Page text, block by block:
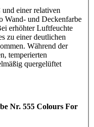
einer relativen
Wand- und Deckenfarbe
erhöhter Luftfeuchte
zu einer deutlichen
Während der
temperierten
quergelüftet
Nr. 555 Colours For